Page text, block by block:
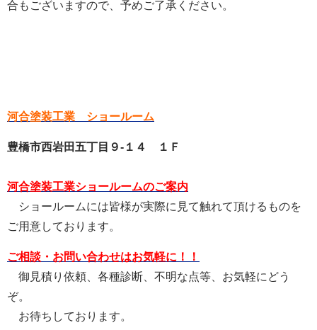
合もございますので、予めご了承ください。
河合塗装工業 ショールーム
豊橋市西岩田五丁目９-１４ １Ｆ
河合塗装工業ショールームのご案内
ショールームには皆様が実際に見て触れて頂けるものを
ご用意しております。
ご相談・お問い合わせはお気軽に！！
御見積り依頼、各種診断、不明な点等、お気軽にどう
ぞ。
お待ちしております。